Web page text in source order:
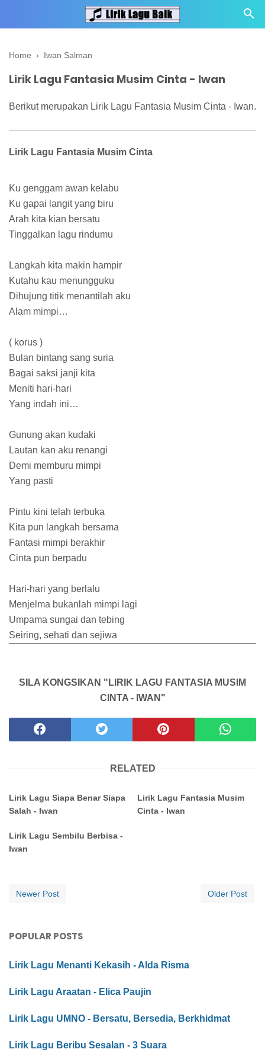
Home › Iwan Salman
Lirik Lagu Fantasia Musim Cinta - Iwan
Berikut merupakan Lirik Lagu Fantasia Musim Cinta - Iwan.
Lirik Lagu Fantasia Musim Cinta
Ku genggam awan kelabu
Ku gapai langit yang biru
Arah kita kian bersatu
Tinggalkan lagu rindumu
Langkah kita makin hampir
Kutahu kau menungguku
Dihujung titik menantilah aku
Alam mimpi…
( korus )
Bulan bintang sang suria
Bagai saksi janji kita
Meniti hari-hari
Yang indah ini…
Gunung akan kudaki
Lautan kan aku renangi
Demi memburu mimpi
Yang pasti
Pintu kini telah terbuka
Kita pun langkah bersama
Fantasi mimpi berakhir
Cinta pun berpadu
Hari-hari yang berlalu
Menjelma bukanlah mimpi lagi
Umpama sungai dan tebing
Seiring, sehati dan sejiwa
SILA KONGSIKAN "LIRIK LAGU FANTASIA MUSIM
CINTA - IWAN"
RELATED
Lirik Lagu Siapa Benar Siapa
Salah - Iwan
Lirik Lagu Fantasia Musim
Cinta - Iwan
Lirik Lagu Sembilu Berbisa -
Iwan
Newer Post Older Post
POPULAR POSTS
Lirik Lagu Menanti Kekasih - Alda Risma
Lirik Lagu Araatan - Elica Paujin
Lirik Lagu UMNO - Bersatu, Bersedia, Berkhidmat
Lirik Lagu Beribu Sesalan - 3 Suara